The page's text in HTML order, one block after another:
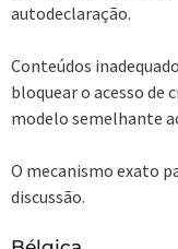
autodeclaração.
Conteúdos
bloquear o acesso de
modelo semelhante
O mecanismo exato
discussão.